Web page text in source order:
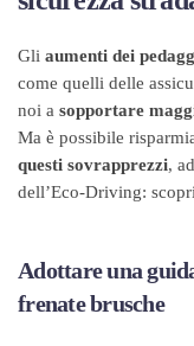
Gli aumenti dei
come quelli delle
noi a sopportare
Ma è possibile
questi sovrapprezzi,
dell’Eco-Driving:
Adottare una
frenate brusche